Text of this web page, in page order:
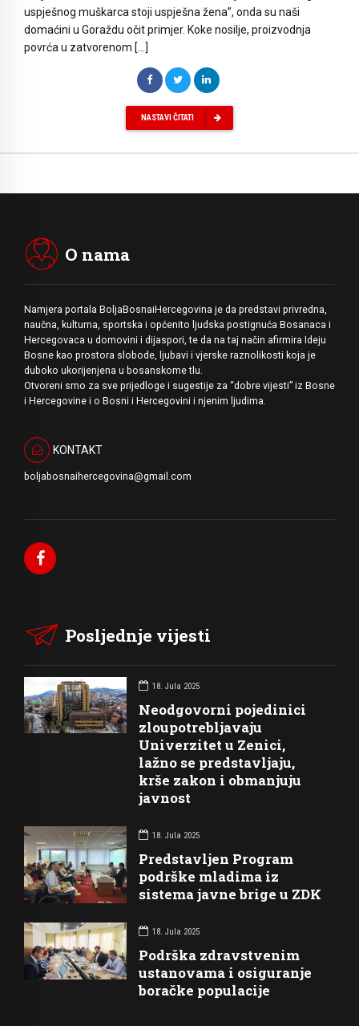
uspješnog muškarca stoji uspješna žena”, onda su naši
domaćini u Goraždu očit primjer. Koke nosilje, proizvodnja
povrća u zatvorenom […]
NASTAVI ČITATI
O nama
Namjera portala BoljaBosnaiHercegovina je da predstavi privredna,
naučna, kulturna, sportska i općenito ljudska postignuća Bosanaca i
Hercegovaca u domovini i dijaspori, te da na taj način afirmira Ideju
Bosne kao prostora slobode, ljubavi i vjerske raznolikosti koja je
duboko ukorijenjena u bosanskome tlu.
Otvoreni smo za sve prijedloge i sugestije za “dobre vijesti” iz Bosne
i Hercegovine i o Bosni i Hercegovini i njenim ljudima.
KONTAKT
boljabosnaihercegovina@gmail.com
Posljednje vijesti
18. Jula 2025
Neodgovorni pojedinici
zloupotrebljavaju
Univerzitet u Zenici,
lažno se predstavljaju,
krše zakon i obmanjuju
javnost
18. Jula 2025
Predstavljen Program
podrške mladima iz
sistema javne brige u ZDK
18. Jula 2025
Podrška zdravstvenim
ustanovama i osiguranje
boračke populacije